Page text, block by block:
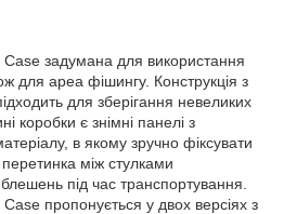
задумана для використання
для ареа фішингу. Конструкція з
для зберігання невеликих
коробки є знімні панелі з
в якому зручно фіксувати
між стулками
під час транспортування.
пропонується у двох версіях з